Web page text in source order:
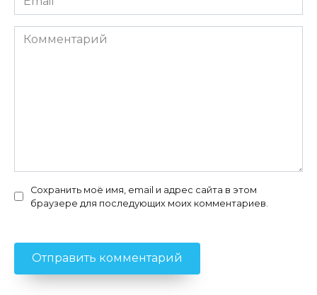
*
Комментарий
Сохранить моё имя, email и адрес сайта в этом
браузере для последующих моих комментариев.